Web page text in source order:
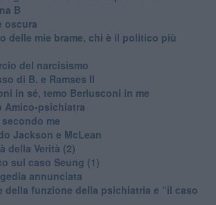
B
oscura
delle mie brame, chi è il politico più
del narcisismo
di B. e Ramses II
in sé, temo Berlusconi in me
Amico-psichiatra
me
Jackson e McLean
della Verità (2)
sul caso Seung (1)
annunciata
della funzione della psichiatria e “il caso